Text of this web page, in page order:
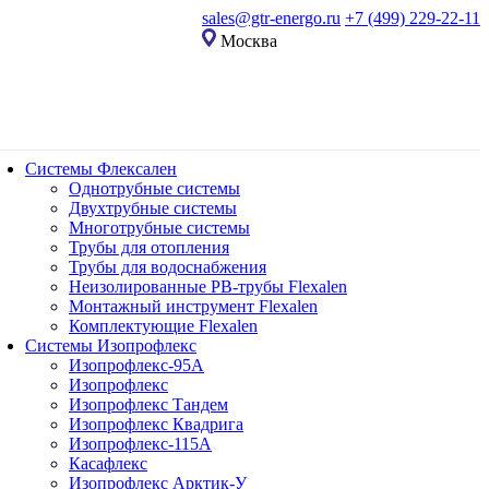
sales@gtr-energo.ru +7 (499) 229-22-11
Москва
Системы Флексален
Однотрубные системы
Двухтрубные системы
Многотрубные системы
Трубы для отопления
Трубы для водоснабжения
Неизолированные PB-трубы Flexalen
Монтажный инструмент Flexalen
Комплектующие Flexalen
Системы Изопрофлекс
Изопрофлекс-95А
Изопрофлекс
Изопрофлекс Тандем
Изопрофлекс Квадрига
Изопрофлекс-115А
Касафлекс
Изопрофлекс Арктик-У